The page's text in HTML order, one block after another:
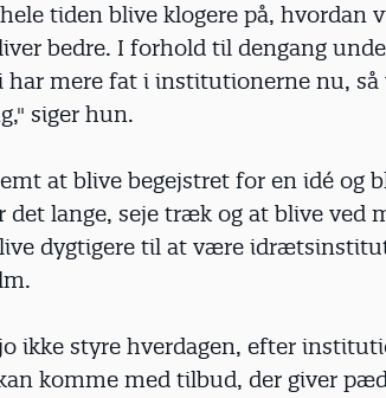
tiden blive klogere på, hvordan
bedre. I forhold til dengang
har mere fat i institutionerne nu, så
siger hun.
at blive begejstret for en idé og
det lange, seje træk og at blive ved
dygtigere til at være
ikke styre hverdagen, efter
komme med tilbud, der giver